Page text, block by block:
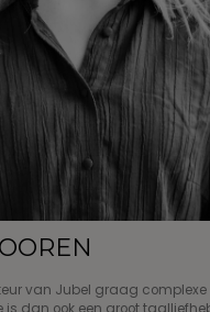
van Jubel graag
is dan ook een groot